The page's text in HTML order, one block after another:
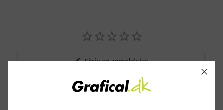
Skriv en anmeldelse
Stil et spørgsmål